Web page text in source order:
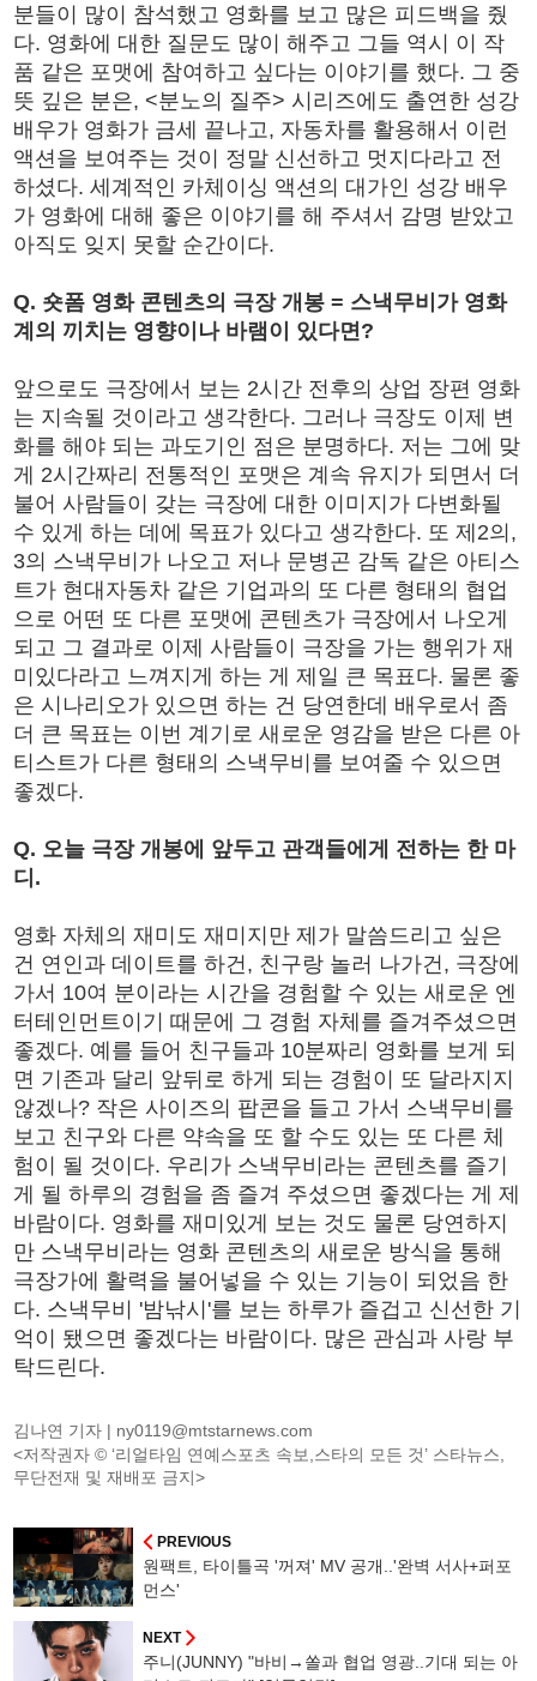
분들이 많이 참석했고 영화를 보고 많은 피드백을 줬
다. 영화에 대한 질문도 많이 해주고 그들 역시 이 작
품 같은 포맷에 참여하고 싶다는 이야기를 했다. 그 중
뜻 깊은 분은, <분노의 질주> 시리즈에도 출연한 성강
배우가 영화가 금세 끝나고, 자동차를 활용해서 이런
액션을 보여주는 것이 정말 신선하고 멋지다라고 전
하셨다. 세계적인 카체이싱 액션의 대가인 성강 배우
가 영화에 대해 좋은 이야기를 해 주셔서 감명 받았고
아직도 잊지 못할 순간이다.
Q. 숏폼 영화 콘텐츠의 극장 개봉 = 스낵무비가 영화
계의 끼치는 영향이나 바램이 있다면?
앞으로도 극장에서 보는 2시간 전후의 상업 장편 영화
는 지속될 것이라고 생각한다. 그러나 극장도 이제 변
화를 해야 되는 과도기인 점은 분명하다. 저는 그에 맞
게 2시간짜리 전통적인 포맷은 계속 유지가 되면서 더
불어 사람들이 갖는 극장에 대한 이미지가 다변화될
수 있게 하는 데에 목표가 있다고 생각한다. 또 제2의,
3의 스낵무비가 나오고 저나 문병곤 감독 같은 아티스
트가 현대자동차 같은 기업과의 또 다른 형태의 협업
으로 어떤 또 다른 포맷에 콘텐츠가 극장에서 나오게
되고 그 결과로 이제 사람들이 극장을 가는 행위가 재
미있다라고 느껴지게 하는 게 제일 큰 목표다. 물론 좋
은 시나리오가 있으면 하는 건 당연한데 배우로서 좀
더 큰 목표는 이번 계기로 새로운 영감을 받은 다른 아
티스트가 다른 형태의 스낵무비를 보여줄 수 있으면
좋겠다.
Q. 오늘 극장 개봉에 앞두고 관객들에게 전하는 한 마
디.
영화 자체의 재미도 재미지만 제가 말씀드리고 싶은
건 연인과 데이트를 하건, 친구랑 놀러 나가건, 극장에
가서 10여 분이라는 시간을 경험할 수 있는 새로운 엔
터테인먼트이기 때문에 그 경험 자체를 즐겨주셨으면
좋겠다. 예를 들어 친구들과 10분짜리 영화를 보게 되
면 기존과 달리 앞뒤로 하게 되는 경험이 또 달라지지
않겠나? 작은 사이즈의 팝콘을 들고 가서 스낵무비를
보고 친구와 다른 약속을 또 할 수도 있는 또 다른 체
험이 될 것이다. 우리가 스낵무비라는 콘텐츠를 즐기
게 될 하루의 경험을 좀 즐겨 주셨으면 좋겠다는 게 제
바람이다. 영화를 재미있게 보는 것도 물론 당연하지
만 스낵무비라는 영화 콘텐츠의 새로운 방식을 통해
극장가에 활력을 불어넣을 수 있는 기능이 되었음 한
다. 스낵무비 '밤낚시'를 보는 하루가 즐겁고 신선한 기
억이 됐으면 좋겠다는 바람이다. 많은 관심과 사랑 부
탁드린다.
김나연 기자 | ny0119@mtstarnews.com
<저작권자 © ‘리얼타임 연예스포츠 속보,스타의 모든 것’ 스타뉴스,
무단전재 및 재배포 금지>
PREVIOUS
원팩트, 타이틀곡 '꺼져' MV 공개..'완벽 서사+퍼포
먼스'
NEXT
주니(JUNNY) "바비→쏠과 협업 영광..기대 되는 아